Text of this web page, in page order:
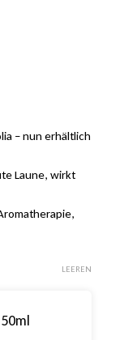
– nun erhältlich
Laune, wirkt
50ml
LEEREN